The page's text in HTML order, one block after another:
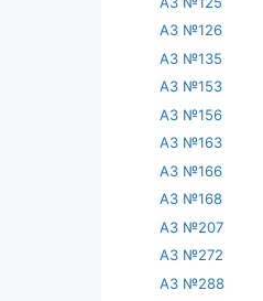
АЗ №126
АЗ №135
АЗ №153
АЗ №156
АЗ №163
АЗ №166
АЗ №168
АЗ №207
АЗ №272
АЗ №288